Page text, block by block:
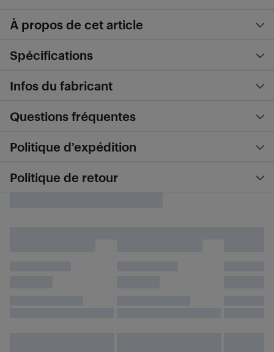
À propos de cet article
Spécifications
Infos du fabricant
Questions fréquentes
Politique d’expédition
Politique de retour